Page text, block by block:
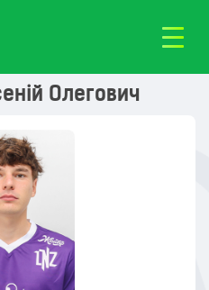
Олегович